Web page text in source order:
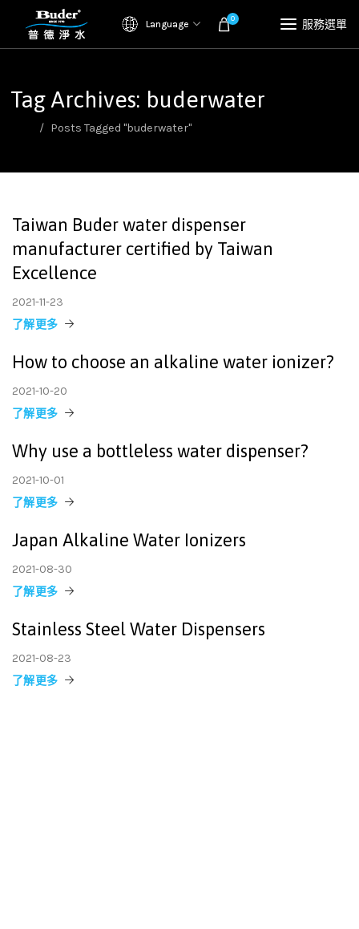
Language 0 服務選單
Tag Archives: buderwater
Posts Tagged "buderwater"
Taiwan Buder water dispenser
manufacturer certified by Taiwan
Excellence
2021-11-23
了解更多
How to choose an alkaline water ionizer?
2021-10-20
了解更多
Why use a bottleless water dispenser?
2021-10-01
了解更多
Japan Alkaline Water Ionizers
2021-08-30
了解更多
Stainless Steel Water Dispensers
2021-08-23
了解更多